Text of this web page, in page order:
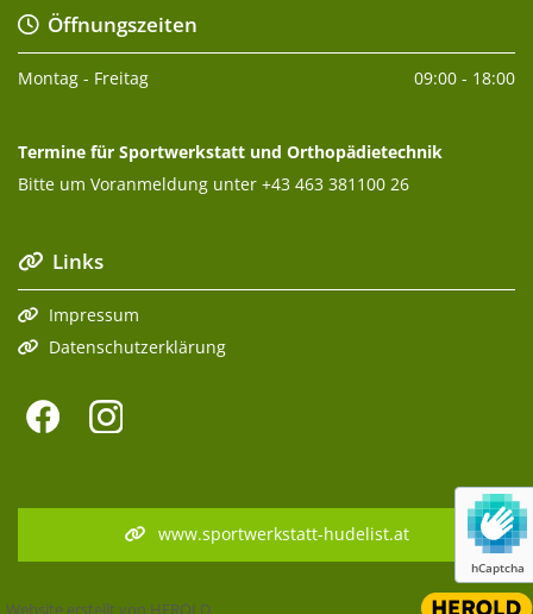
hCaptcha
Öffnungszeiten
Montag - Freitag 09:00 - 18:00
Termine für Sportwerkstatt und Orthopädietechnik
Bitte um Voranmeldung unter +43 463 381100 26
 Links
 Impressum
 Datenschutzerklärung
www.sportwerkstatt-hudelist.at
Website erstellt von HEROLD